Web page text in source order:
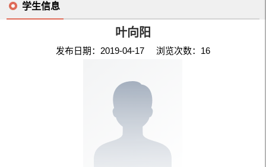
学生信息
叶向阳
发布日期：2019-04-17 浏览次数： 16